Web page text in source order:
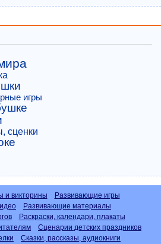
игры
сценки
и викторины
Развивающие игры
Развивающие материалы
Раскраски, календари, плакаты
Сценарии детских праздников
Сказки, рассказы, аудиокниги